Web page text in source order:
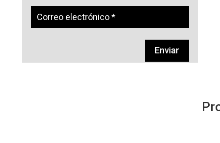
Enviar